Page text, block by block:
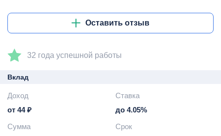
Оставить отзыв
32 года успешной работы
Вклад
Доход
от 44 ₽
Ставка
до 4.05%
Сумма
Срок